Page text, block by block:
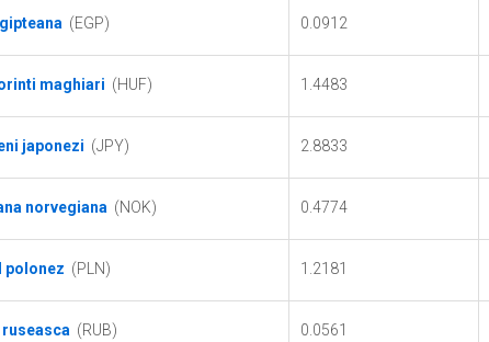
(EGP) 0.0912
maghiari (HUF) 1.4483
japonezi (JPY) 2.8833
norvegiana (NOK) 0.4774
polonez (PLN) 1.2181
ruseasca (RUB) 0.0561